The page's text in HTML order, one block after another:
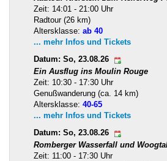
Zeit: 14:01 - 21:00 Uhr
Radtour (26 km)
Altersklasse: ab 40
... mehr Infos und Tickets
Datum: So, 23.08.26
Ein Ausflug ins Moulin Rouge
Zeit: 10:30 - 17:30 Uhr
Genußwanderung (ca. 14 km)
Altersklasse: 40-65
... mehr Infos und Tickets
Datum: So, 23.08.26
Romberger Wasserfall und
Zeit: 11:00 - 17:30 Uhr